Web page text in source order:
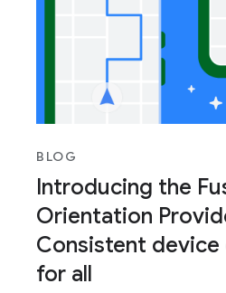
BLOG
Introducing the
Orientation
Consistent
for all